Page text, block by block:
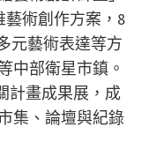
術創作方案，8
元藝術表達等方
中部衛星市鎮。
計畫成果展，成
集、論壇與紀錄